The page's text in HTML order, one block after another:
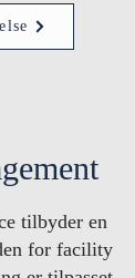
tilbyder en
for facility